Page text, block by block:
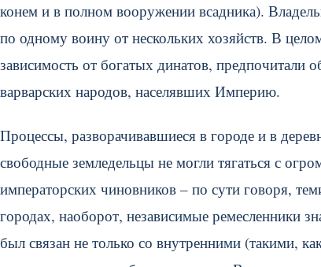
конем и в полном вооружении всадника).
по одному воину от нескольких хозяйств. В
зависимость от богатых динатов,
варварских народов, населявших Империю.
Процессы, разворачивавшиеся в городе и в
свободные земледельцы не могли тягаться с
императорских чиновников – по сути говоря,
городах, наоборот, независимые ремесленники
был связан не только со внутренними (такими,